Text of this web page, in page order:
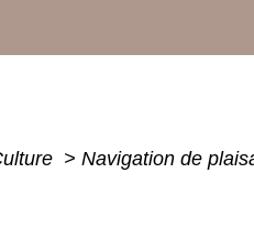
> Navigation de